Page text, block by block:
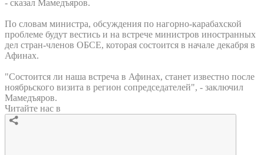
- сказал Мамедъяров.
По словам министра, обсуждения по нагорно-карабахской
проблеме будут вестись и на встрече министров иностранных
дел стран-членов ОБСЕ, которая состоится в начале декабря в
Афинах.
"Состоится ли наша встреча в Афинах, станет известно после
ноябрьского визита в регион сопредседателей", - заключил
Мамедъяров.
Читайте нас в